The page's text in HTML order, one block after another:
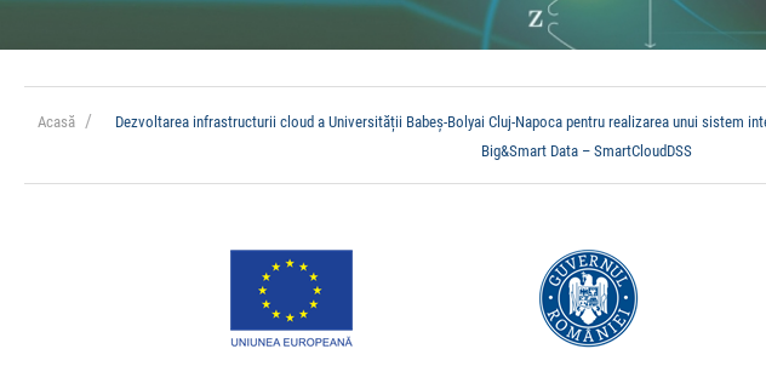
Acasă
Dezvoltarea infrastructurii cloud a Universității Babeș-Bolyai Cluj-Napoca pentru realizarea unui sistem
Big&Smart Data – SmartCloudDSS